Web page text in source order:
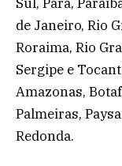
de Janeiro, Rio
Roraima, Rio
Sergipe e
Amazonas,
Palmeiras,
Redonda.